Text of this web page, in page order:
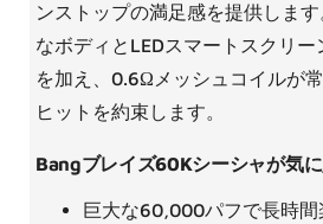
ンストップの満足感を提供しま
なボディとLEDスマートスクリ
を加え、0.6Ωメッシュコイルが
ヒットを約束します。
Bangブレイズ60Kシーシャが気
巨大な60,000パフで長時間